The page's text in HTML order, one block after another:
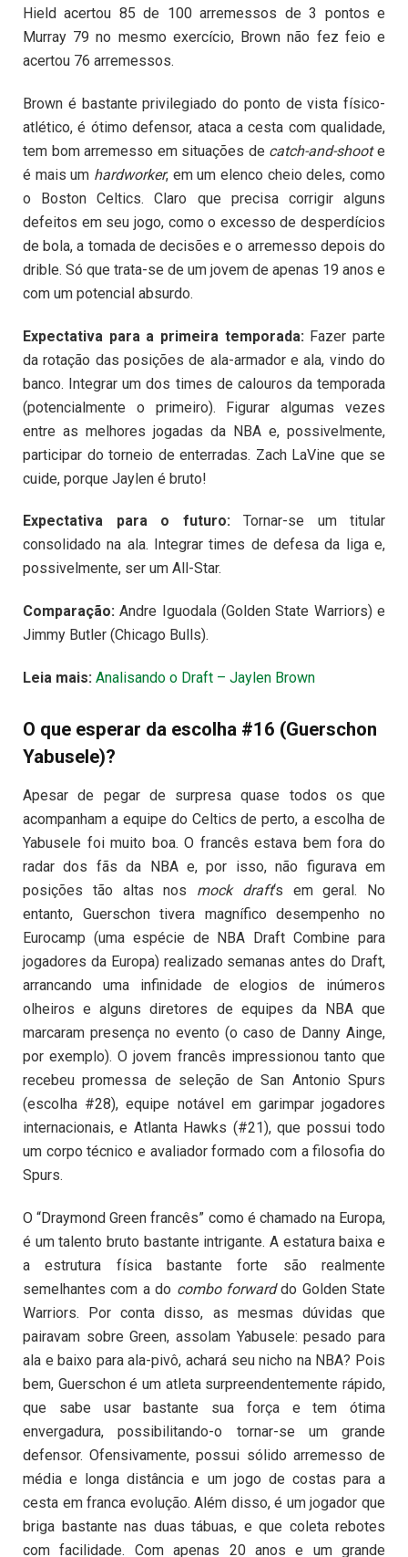
Hield acertou 85 de 100 arremessos de 3 pontos e
Murray 79 no mesmo exercício, Brown não fez feio e
acertou 76 arremessos.
Brown é bastante privilegiado do ponto de vista físico-
atlético, é ótimo defensor, ataca a cesta com qualidade,
tem bom arremesso em situações de catch-and-shoote
é mais um hardworker, em um elenco cheio deles, como
o Boston Celtics. Claro que precisa corrigir alguns
defeitos em seu jogo, como o excesso de desperdícios
de bola, a tomada de decisões e o arremesso depois do
drible. Só que trata-se de um jovem de apenas 19 anos e
com um potencial absurdo.
Expectativa para a primeira temporada: Fazer parte
da rotação das posições de ala-armador e ala, vindo do
banco. Integrar um dos times de calouros da temporada
(potencialmente o primeiro). Figurar algumas vezes
entre as melhores jogadas da NBA e, possivelmente,
participar do torneio de enterradas. Zach LaVine que se
cuide, porque Jaylen é bruto!
Expectativa para o futuro: Tornar-se um titular
consolidado na ala. Integrar times de defesa da liga e,
possivelmente, ser um All-Star.
Comparação: Andre Iguodala (Golden State Warriors) e
Jimmy Butler (Chicago Bulls).
Leia mais: Analisando o Draft – Jaylen Brown
O que esperar da escolha #16 (Guerschon
Yabusele)?
Apesar de pegar de surpresa quase todos os que
acompanham a equipe do Celtics de perto, a escolha de
Yabusele foi muito boa. O francês estava bem fora do
radar dos fãs da NBA e, por isso, não figurava em
posições tão altas nos mock draft‘s em geral. No
entanto, Guerschon tivera magnífico desempenho no
Eurocamp (uma espécie de NBA Draft Combine para
jogadores da Europa) realizado semanas antes do Draft,
arrancando uma infinidade de elogios de inúmeros
olheiros e alguns diretores de equipes da NBA que
marcaram presença no evento (o caso de Danny Ainge,
por exemplo). O jovem francês impressionou tanto que
recebeu promessa de seleção de San Antonio Spurs
(escolha #28), equipe notável em garimpar jogadores
internacionais, e Atlanta Hawks (#21), que possui todo
um corpo técnico e avaliador formado com a filosofia do
Spurs.
O “Draymond Green francês” como é chamado na Europa,
é um talento bruto bastante intrigante. A estatura baixa e
a estrutura física bastante forte são realmente
semelhantes com a do combo forwarddo Golden State
Warriors. Por conta disso, as mesmas dúvidas que
pairavam sobre Green, assolam Yabusele: pesado para
ala e baixo para ala-pivô, achará seu nicho na NBA? Pois
bem, Guerschon é um atleta surpreendentemente rápido,
que sabe usar bastante sua força e tem ótima
envergadura, possibilitando-o tornar-se um grande
defensor. Ofensivamente, possui sólido arremesso de
média e longa distância e um jogo de costas para a
cesta em franca evolução. Além disso, é um jogador que
briga bastante nas duas tábuas, e que coleta rebotes
com facilidade. Com apenas 20 anos e um grande